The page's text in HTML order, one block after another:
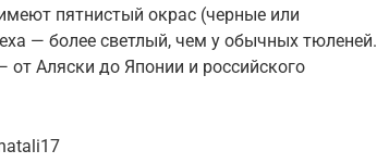
пятнистый окрас (черные или
— более светлый, чем у обычных тюленей.
Аляски до Японии и российского